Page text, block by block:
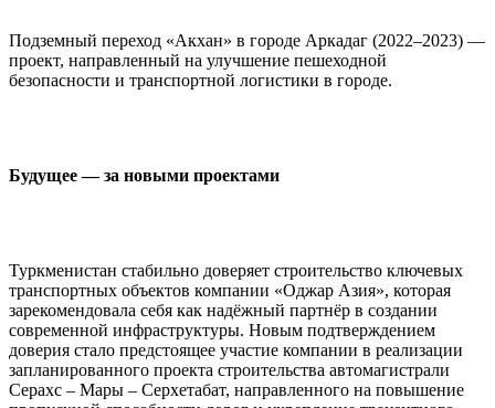
Подземный переход «Акхан» в городе Аркадаг (2022–2023) —
проект, направленный на улучшение пешеходной
безопасности и транспортной логистики в городе.
Будущее — за новыми проектами
Туркменистан стабильно доверяет строительство ключевых
транспортных объектов компании «Оджар Азия», которая
зарекомендовала себя как надёжный партнёр в создании
современной инфраструктуры. Новым подтверждением
доверия стало предстоящее участие компании в реализации
запланированного проекта строительства автомагистрали
Серахс – Мары – Серхетабат, направленного на повышение